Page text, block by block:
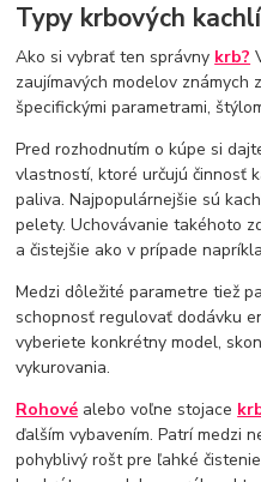
Typy krbových kachlí
Ako si vybrať ten správny krb?
zaujímavých modelov známych
špecifickými parametrami,
Pred rozhodnutím o kúpe si
vlastností, ktoré určujú činnosť
paliva. Najpopulárnejšie sú
pelety. Uchovávanie takéhoto
a čistejšie ako v prípade
Medzi dôležité parametre tiež
schopnosť regulovať dodávku
vyberiete konkrétny model,
vykurovania.
Rohové alebo voľne stojace
ďalším vybavením. Patrí medzi
pohyblivý rošt pre ľahké